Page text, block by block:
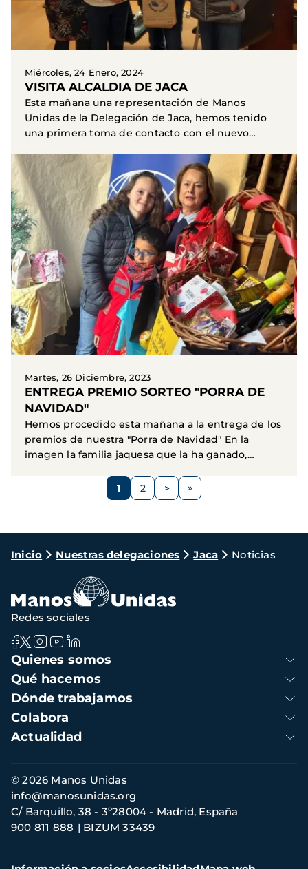
Miércoles, 24 Enero, 2024
VISITA ALCALDIA DE JACA
Esta mañana una representación de Manos
Unidas de la Delegación de Jaca, hemos tenido
una primera toma de contacto con el nuevo
Martes, 26 Diciembre, 2023
ENTREGA PREMIO SORTEO "PORRA DE
NAVIDAD"
Hemos procedido esta mañana a la entrega de los
premios de nuestra "Porra de Navidad" En la
imagen la familia jaquesa que la ha ganado,
Página
1 Página
2
Siguiente
>
Ruta
navegación
Inicio Nuestras delegaciones Jaca Noticias
Navegación
principal
Quienes somos
Qué hacemos
Dónde trabajamos
Colabora
Actualidad
Redes sociales
Información
de
contacto
© 2026 Manos Unidas
C/ Barquillo, 38 - 3º28004 - Madrid, España
900 811 888
BIZUM 33439
info@manosunidas.org